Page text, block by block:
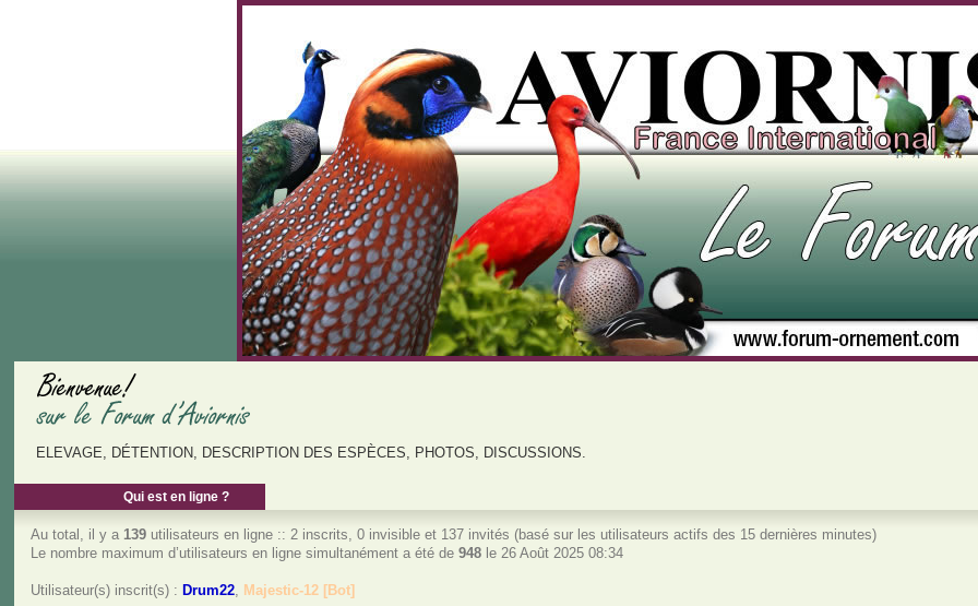
ELEVAGE, DÉTENTION, DESCRIPTION DES ESPÈCES, PHOTOS, DISCUSSIONS.
Qui est en ligne ?
Au total, il y a 139 utilisateurs en ligne :: 2 inscrits, 0 invisible et 137 invités (basé sur les utilisateurs actifs des 15 dernières minutes)
Le nombre maximum d’utilisateurs en ligne simultanément a été de948 le 26 Août 2025 08:34
Utilisateur(s) inscrit(s) : Drum22 Majestic-12 [Bot]